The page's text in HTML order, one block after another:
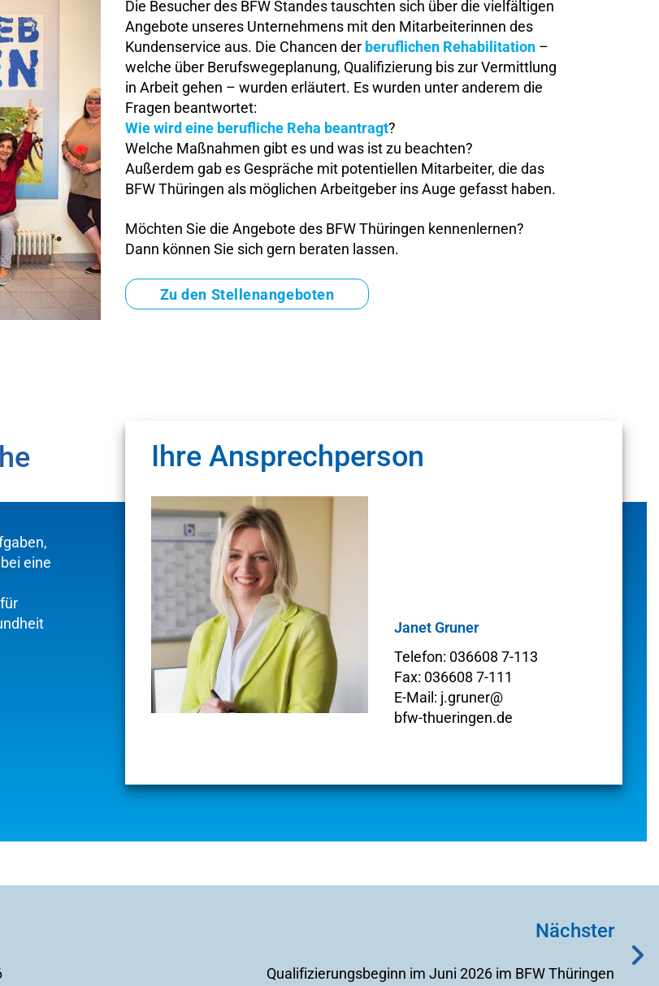
Die Besucher des BFW Standes tauschten sich über die vielfältigen
Angebote unseres Unternehmens mit den Mitarbeiterinnen des
Kundenservice aus. Die Chancen der beruflichen Rehabilitation –
welche über Berufswegeplanung, Qualifizierung bis zur Vermittlung
in Arbeit gehen – wurden erläutert. Es wurden unter anderem die
Fragen beantwortet:
Wie wird eine berufliche Reha beantragt?
Welche Maßnahmen gibt es und was ist zu beachten?
Außerdem gab es Gespräche mit potentiellen Mitarbeiter, die das
BFW Thüringen als möglichen Arbeitgeber ins Auge gefasst haben.
Möchten Sie die Angebote des BFW Thüringen kennenlernen?
Dann können Sie sich gern beraten lassen.
Zu den Stellenangeboten
eine
Janet Gruner
Telefon: 036608 7-113
Fax: 036608 7-111
E-Mail: j.gruner@
bfw-thueringen.de
Ihre Ansprechperson
Nächster
Qualifizierungsbeginn im Juni 2026 im BFW Thüringen